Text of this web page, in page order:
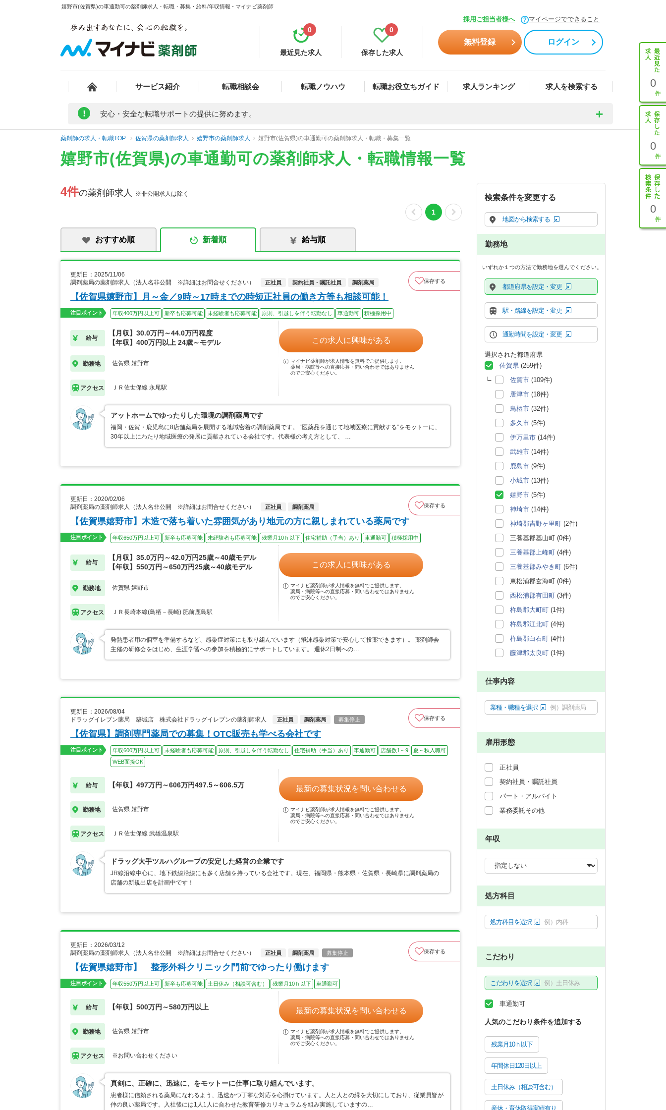
嬉野市(佐賀県)の車通勤可の薬剤師求人・転職・募集・給料/年収情報 - マイナビ薬剤師
採用ご担当者様へ マイページでできること
最近見た求人
0
保存した求人
0
無料登録 ログイン
サービス紹介 転職相談会 転職ノウハウ 転職お役立ちガイド 求人ランキング 求人を検索する 0
0
0
! 安心・安全な転職サポートの提供に努めます。
薬剤師の求人・転職TOP 佐賀県の薬剤師求人 嬉野市の薬剤師求人 嬉野市(佐賀県)の車通勤可の薬剤師求人・転職・募集一覧
嬉野市(佐賀県)の車通勤可の薬剤師求人・転職情報一覧
4件の薬剤師求人 ※非公開求人は除く
1
おすすめ順 新着順 給与順
更新日：2025/11/06
調剤薬局の薬剤師求人（法人名非公開 ※詳細はお問合せください）
正社員 契約社員・嘱託社員 調剤薬局 保存する
【佐賀県嬉野市】月～金／9時～17時までの時短正社員の働き方等も相談可能！
注目ポイント 年収400万円以上可 新卒も応募可能 未経験者も応募可能 原則、引越しを伴う転勤なし 車通勤可 積極採用中
給与
【月収】30.0万円～44.0万円程度
【年収】400万円以上 24歳～モデル
勤務地 佐賀県 嬉野市
アクセス ＪＲ佐世保線 永尾駅
この求人に興味がある
マイナビ薬剤師が求人情報を無料でご提供します。
薬局・病院等への直接応募・問い合わせではありません
のでご安心ください。
アットホームでゆったりした環境の調剤薬局です
福岡・佐賀・鹿児島に8店舗薬局を展開する地域密着の調剤薬局です。 “医薬品を通じて地域医療に貢献する”をモットーに、
30年以上にわたり地域医療の発展に貢献されている会社です。代表様の考え方として、 …
更新日：2020/02/06
調剤薬局の薬剤師求人（法人名非公開 ※詳細はお問合せください）
正社員 調剤薬局 保存する
【佐賀県嬉野市】木造で落ち着いた雰囲気があり地元の方に親しまれている薬局です
注目ポイント 年収650万円以上可 新卒も応募可能 未経験者も応募可能 残業月10ｈ以下 住宅補助（手当）あり 車通勤可 積極採用中
給与
【月収】35.0万円～42.0万円25歳～40歳モデル
【年収】550万円～650万円25歳～40歳モデル
勤務地 佐賀県 嬉野市
アクセス ＪＲ長崎本線(鳥栖－長崎) 肥前鹿島駅
この求人に興味がある
マイナビ薬剤師が求人情報を無料でご提供します。
薬局・病院等への直接応募・問い合わせではありません
のでご安心ください。
発熱患者用の個室を準備するなど、感染症対策にも取り組んでいます（飛沫感染対策で安心して投薬できます）。 薬剤師会
主催の研修会をはじめ、生涯学習への参加を積極的にサポートしています。 週休2日制への…
更新日：2026/08/04
ドラッグイレブン薬局 築城店 株式会社ドラッグイレブンの薬剤師求人
正社員 調剤薬局 募集停止 保存する
【佐賀県】調剤専門薬局での募集！OTC販売も学べる会社です
注目ポイント 年収600万円以上可 未経験者も応募可能 原則、引越しを伴う転勤なし 住宅補助（手当）あり 車通勤可 店舗数1～9
夏～秋入職可
WEB面接OK
給与 【年収】497万円～606万円497.5～606.5万
勤務地 佐賀県 嬉野市
アクセス ＪＲ佐世保線 武雄温泉駅
最新の募集状況を問い合わせる
マイナビ薬剤師が求人情報を無料でご提供します。
薬局・病院等への直接応募・問い合わせではありません
のでご安心ください。
ドラッグ大手ツルハグループの安定した経営の企業です
JR線沿線中心に、地下鉄線沿線にも多く店舗を持っている会社です。現在、福岡県・熊本県・佐賀県・長崎県に調剤薬局の
店舗の新規出店を計画中です！
更新日：2026/03/12
調剤薬局の薬剤師求人（法人名非公開 ※詳細はお問合せください）
正社員 調剤薬局 募集停止 保存する
【佐賀県嬉野市】 整形外科クリニック門前でゆったり働けます
注目ポイント 年収550万円以上可 新卒も応募可能 土日休み（相談可含む） 残業月10ｈ以下 車通勤可
給与 【年収】500万円～580万円以上
勤務地 佐賀県 嬉野市
アクセス ※お問い合わせください
最新の募集状況を問い合わせる
マイナビ薬剤師が求人情報を無料でご提供します。
薬局・病院等への直接応募・問い合わせではありません
のでご安心ください。
真剣に、正確に、迅速に、をモットーに仕事に取り組んでいます。
患者様に信頼される薬局になれるよう、迅速かつ丁寧な対応を心掛けています。人と人との縁を大切にしており、従業員皆が
仲の良い薬局です。入社後には1人1人に合わせた教育研修カリキュラムを組み実施していますの…
検索条件を変更する
地図から検索する
勤務地
いずれか１つの方法で勤務地を選んでください。
都道府県を設定・変更
駅・路線を設定・変更
通勤時間を設定・変更
選択された都道府県
佐賀県 (259件)
佐賀市 (109件)
唐津市 (18件)
鳥栖市 (32件)
多久市 (5件)
伊万里市 (14件)
武雄市 (14件)
鹿島市 (9件)
小城市 (13件)
嬉野市 (5件)
神埼市 (14件)
神埼郡吉野ヶ里町 (2件)
三養基郡基山町 (0件)
三養基郡上峰町 (4件)
三養基郡みやき町 (6件)
東松浦郡玄海町 (0件)
西松浦郡有田町 (3件)
杵島郡大町町 (1件)
杵島郡江北町 (4件)
杵島郡白石町 (4件)
藤津郡太良町 (1件)
仕事内容
業種・職種を選択 例）調剤薬局
雇用形態
正社員
契約社員・嘱託社員
パート・アルバイト
業務委託その他
年収
処方科目
処方科目を選択 例）内科
こだわり
こだわりを選択 例）土日休み
車通勤可
人気のこだわり条件を追加する
残業月10ｈ以下
年間休日120日以上
土日休み（相談可含む）
産休・育休取得実績有り